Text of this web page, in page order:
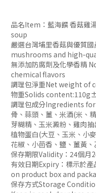
品名Item：藍海饌 香菇雞
soup
嚴選台灣埔里香菇與優質
mushrooms and high-
無添加防腐劑及化學香精
chemical flavors
調理包淨重Net weight of
物重Solids
調理包成分Ingredients
骨、蒜頭、薑、米酒(米、
芽糊精、玉米澱粉、雞肉
植物蛋白(大豆、玉米、小
花椒、小茴香、鹽、薑黃
保存期限Validity：24個月
有效日期Expiry：標示於
on product box and
保存方式Storage